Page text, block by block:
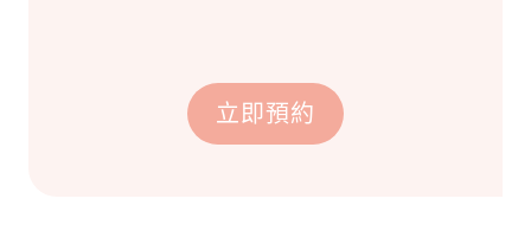
立即預約